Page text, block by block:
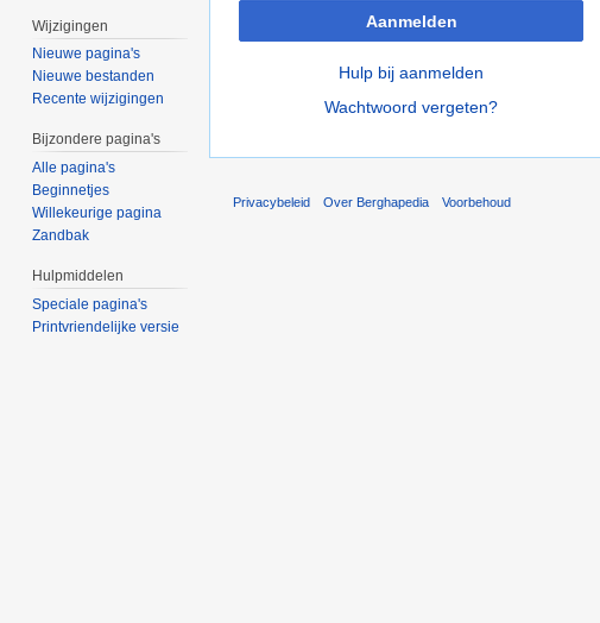
Aanmelden
Hulp bij aanmelden
Wachtwoord vergeten?
Wijzigingen
Nieuwe pagina's
Nieuwe bestanden
Recente wijzigingen
Bijzondere pagina's
Alle pagina's
Beginnetjes
Willekeurige pagina
Zandbak
Hulpmiddelen
Speciale pagina's
Printvriendelijke versie
Privacybeleid Over Berghapedia Voorbehoud